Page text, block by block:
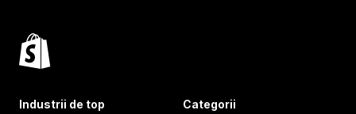
Industrii de top Categorii